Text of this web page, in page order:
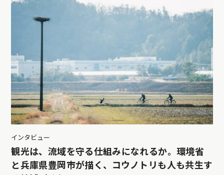
インタビュー
観光は、流域を守る仕組みになれるか。環境省
と兵庫県豊岡市が描く、コウノトリも人も共生す